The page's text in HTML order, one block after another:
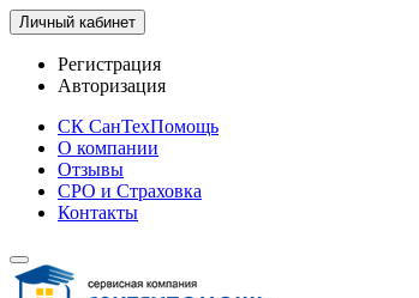
Личный кабинет
Регистрация
Авторизация
СК СанТехПомощь
О компании
Отзывы
СРО и Страховка
Контакты